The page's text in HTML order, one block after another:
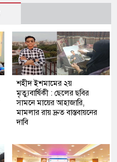
শহীদ ইশমামের ২য়
মৃত্যুবার্ষিকী : ছেলের ছবির
সামনে মায়ের আহাজারি,
মামলার রায় দ্রুত বাস্তবায়নের
দাবি